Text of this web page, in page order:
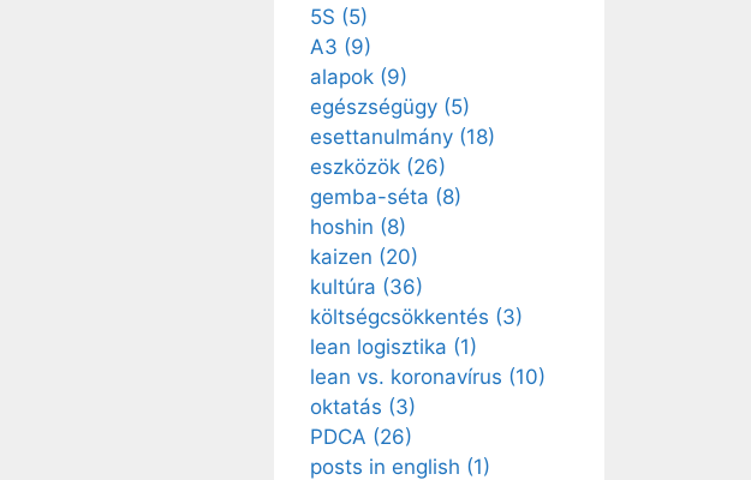
5S (5)
A3 (9)
alapok (9)
egészségügy (5)
esettanulmány (18)
eszközök (26)
gemba-séta (8)
hoshin (8)
kaizen (20)
kultúra (36)
költségcsökkentés (3)
lean logisztika (1)
lean vs. koronavírus (10)
oktatás (3)
PDCA (26)
posts in english (1)